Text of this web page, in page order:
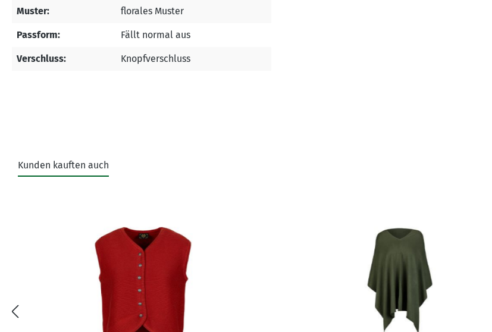
Muster: florales Muster
Passform: Fällt normal aus
Verschluss: Knopfverschluss
Kunden kauften auch